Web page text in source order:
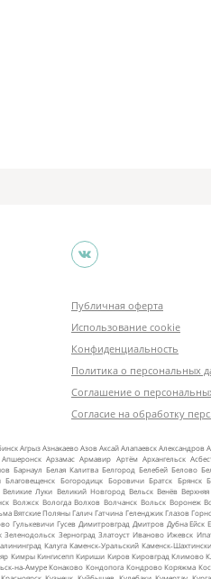
Публичная оферта
Использование cookie
Конфиденциальность
Политика о персональных
Соглашение о
Согласие на обработку
АгрызАзнакаевоАзовАксайАлапаевскАлександров
Апшеронск Арзамас Армавир Артём Архангельск
Барнаул Белая Калитва Белгород Белебей Белово
Благовещенск Богородицк Боровичи Братск Брянск
Великие Луки Великий Новгород Вельск Венёв
Волжск Вологда Волхов Волчанск Вольск Воронеж
Вятские Поляны Галич Гатчина Геленджик Глазов
Гулькевичи Гусев Димитровград Дмитров Дубна Ейск
Зеленодольск Зерноград Златоуст Иваново Ижевск
Калуга Каменск‑Уральский
Кимры Кингисепп Кириши Киров Кировград Климово
Конаково Кондопога Кондрово Коряжма